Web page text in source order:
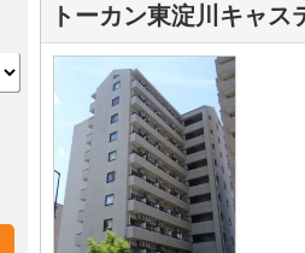
トーカン東淀川キャス